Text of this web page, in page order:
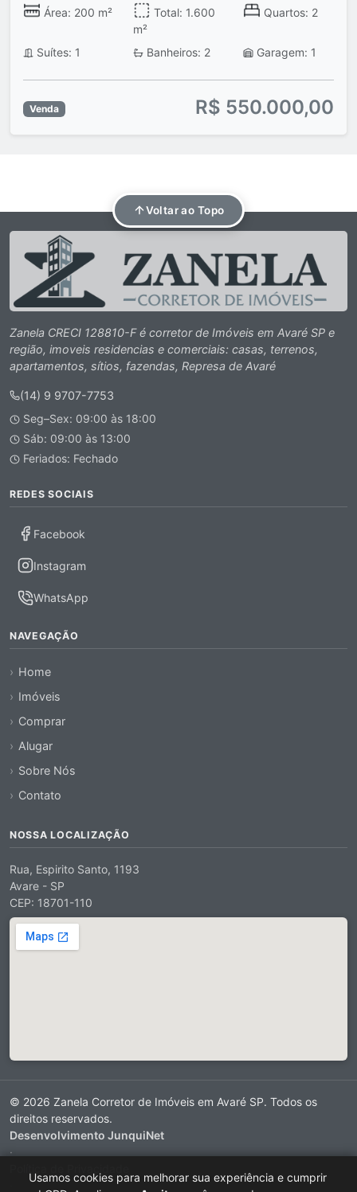
Área: 200 m²
Total: 1.600
m²
Quartos: 2
Suítes: 1 Banheiros: 2 Garagem: 1
Venda R$ 550.000,00
Voltar ao Topo
Zanela CRECI 128810-F é corretor de Imóveis em Avaré SP e
região, imoveis residencias e comerciais: casas, terrenos,
apartamentos, sítios, fazendas, Represa de Avaré
(14) 9 9707-7753
Seg–Sex: 09:00 às 18:00
Sáb: 09:00 às 13:00
Feriados: Fechado
REDES SOCIAIS
Facebook
Instagram
WhatsApp
NAVEGAÇÃO
Home
Imóveis
Comprar
Alugar
Sobre Nós
Contato
NOSSA LOCALIZAÇÃO
Rua, Espirito Santo, 1193
Avare - SP
CEP: 18701-110
© 2026 Zanela Corretor de Imóveis em Avaré SP. Todos os
direitos reservados.
Desenvolvimento JunquiNet
·
Usamos cookies para melhorar sua experiência e cumprir